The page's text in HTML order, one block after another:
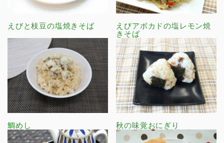
えびと枝豆の塩焼きそば
えびアボカドの塩レモン焼
きそば
鯛めし 秋の味覚おにぎり